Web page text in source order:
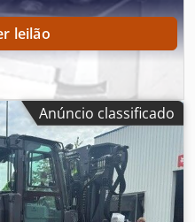
leilão
Anúncio classificado